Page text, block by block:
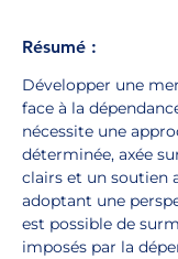
Résumé :
Développer une
face à la
nécessite une
déterminée, axée
clairs et un soutien
adoptant une
est possible de
imposés par la